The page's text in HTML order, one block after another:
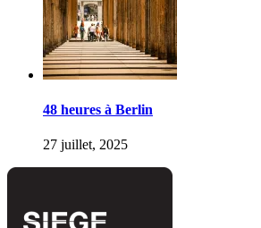
48 heures à Berlin
27 juillet, 2025